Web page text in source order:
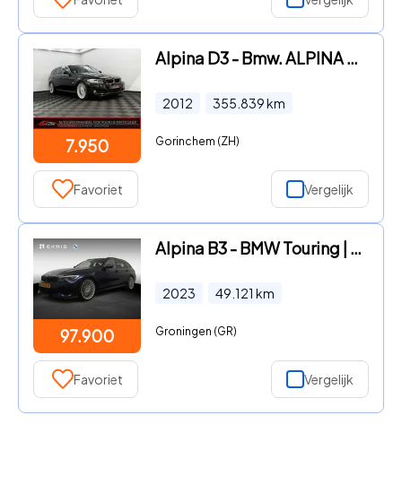
7.950
Alpina D3 - Bmw. ALPINA BITURBO Alpina TOURING Leder, Parkeers
2012 355.839km
Gorinchem (ZH)
Favoriet Vergelijk
97.900
Alpina B3 - BMW Touring | NR 343 | Schuif/kantel-dak | Harman
2023 49.121 km
Groningen (GR)
Favoriet Vergelijk